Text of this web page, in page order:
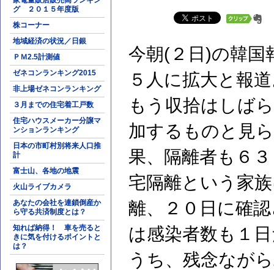
グ ２０１５年度版
株コーナー
地域経済の状況／日銀
ＰＭ2.5計測値
ゼネコンランキング2015
非上場ゼネコンランキング
３月までの住宅着工戸数
住宅ハウスメーカー分譲マ
ンションランキング
日本の市町村別将来人口推
計
富士山、各地の地震
火山ライブカメラ
あなたの会社を連鎖倒産か
ら守る共済制度とは？
知れば納得！ 車を売ると
きに気を付けるポイントと
は？
今朝(２日)の韓国
５人に拡大と報
もう収拾はしば
加するものと見
果、隔離者も６
宅隔離という家
離、２０日に確
は感染者数も１
うち、残念なが